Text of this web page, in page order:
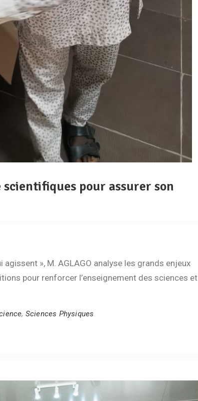
scientifiques pour assurer son
», M. AGLAGO analyse les grands enjeux
pour renforcer l’enseignement des sciences et
, Sciences Physiques